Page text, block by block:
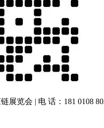
览会 | 电 话：181 0108